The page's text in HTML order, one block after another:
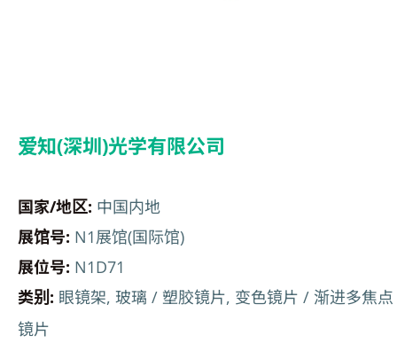
爱知(深圳)光学有限公司
国家/地区: 中国内地
展馆号: N1展馆(国际馆)
展位号: N1D71
类别: 眼镜架, 玻璃 / 塑胶镜片, 变色镜片 / 渐进多焦点
镜片